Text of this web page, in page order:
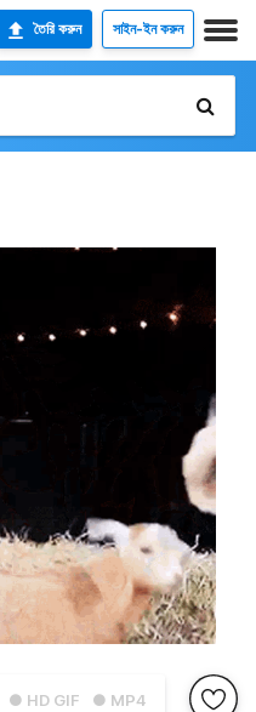
তৈরি করুন সাইন-ইন করুন
● HD GIF ● MP4